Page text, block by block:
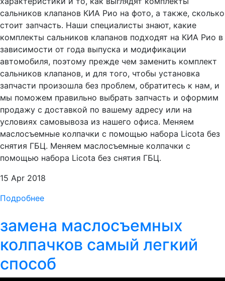
сальников клапанов КИА Рио на фото, а также, сколько
стоит запчасть. Наши специалисты знают, какие
комплекты сальников клапанов подходят на КИА Рио в
зависимости от года выпуска и модификации
автомобиля, поэтому прежде чем заменить комплект
сальников клапанов, и для того, чтобы установка
запчасти произошла без проблем, обратитесь к нам, и
мы поможем правильно выбрать запчасть и оформим
продажу с доставкой по вашему адресу или на
условиях самовывоза из нашего офиса. Меняем
маслосъемные колпачки с помощью набора Licota без
снятия ГБЦ. Меняем маслосъемные колпачки с
помощью набора Licota без снятия ГБЦ.
15 Apr 2018
Подробнее
замена маслосъемных
колпачков самый легкий
способ